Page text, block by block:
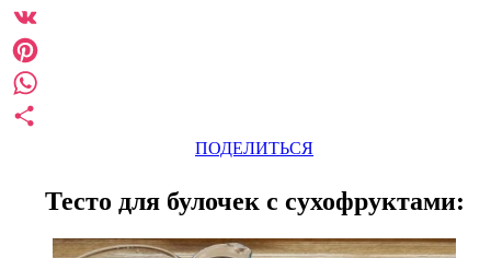
ПОДЕЛИТЬСЯ
Тесто для булочек с сухофруктами: